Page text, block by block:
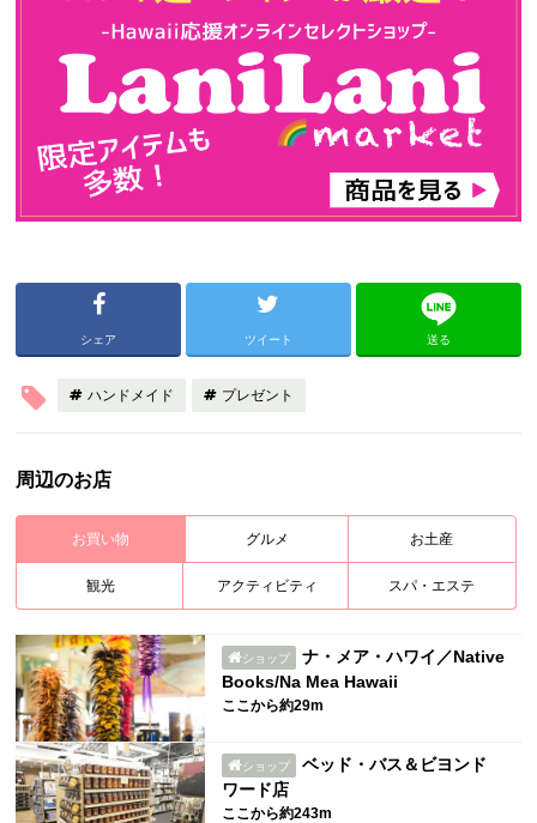
シェア ツイート 送る
ハンドメイド プレゼント
周辺のお店
お買い物 グルメ お土産
観光 アクティビティ スパ・エステ
ショップ
ナ・メア・ハワイ／Native
Books/Na Mea Hawaii
ここから約29m
ショップ
ベッド・バス＆ビヨンド
ワード店
ここから約243m